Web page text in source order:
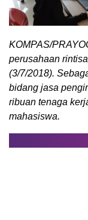
KOMPAS/
perusahaan
(3/7/2018).
bidang jasa
ribuan tenaga
mahasiswa.